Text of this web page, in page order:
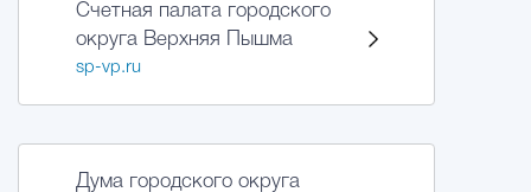
Счетная палата городского
округа Верхняя Пышма
sp-vp.ru
Дума городского округа